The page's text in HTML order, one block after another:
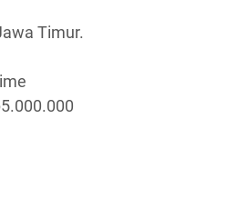
Timur.
5.000.000